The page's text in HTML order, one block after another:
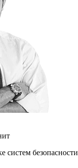
систем безопасности